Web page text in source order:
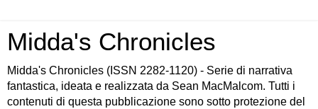
Midda's Chronicles
Midda's Chronicles (ISSN 2282-1120) - Serie di narrativa
fantastica, ideata e realizzata da Sean MacMalcom. Tutti i
contenuti di questa pubblicazione sono sotto protezione del